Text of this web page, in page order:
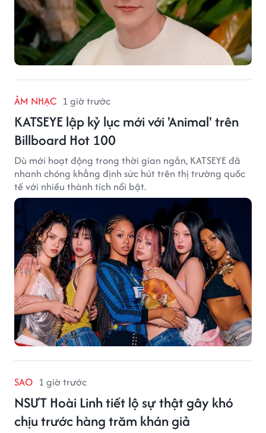
ÂM NHẠC 1 giờ trước
KATSEYE lập kỷ lục mới với 'Animal' trên
Billboard Hot 100
Dù mới hoạt động trong thời gian ngắn, KATSEYE đã
nhanh chóng khẳng định sức hút trên thị trường quốc
tế với nhiều thành tích nổi bật.
SAO 1 giờ trước
NSƯT Hoài Linh tiết lộ sự thật gây khó
chịu trước hàng trăm khán giả